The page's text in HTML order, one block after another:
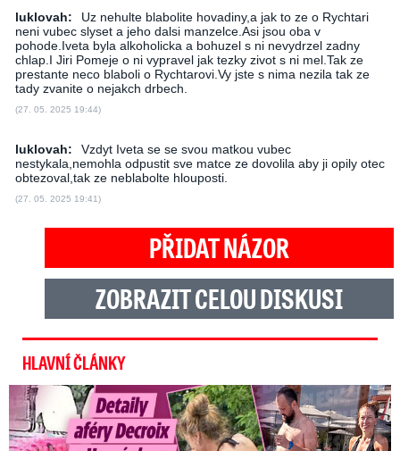
luklovah:
Uz nehulte blabolite hovadiny,a jak to ze o Rychtari
neni vubec slyset a jeho dalsi manzelce.Asi jsou oba v
pohode.Iveta byla alkoholicka a bohuzel s ni nevydrzel zadny
chlap.I Jiri Pomeje o ni vypravel jak tezky zivot s ni mel.Tak ze
prestante neco blaboli o Rychtarovi.Vy jste s nima nezila tak ze
tady zvanite o nejakch drbech.
(27. 05. 2025 19:44)
luklovah:
Vzdyt Iveta se se svou matkou vubec
nestykala,nemohla odpustit sve matce ze dovolila aby ji opily otec
obtezoval,tak ze neblabolte hlouposti.
(27. 05. 2025 19:41)
PŘIDAT NÁZOR
ZOBRAZIT CELOU DISKUSI
HLAVNÍ ČLÁNKY
Detaily aféry Decroix s Havránkem: Kdo je tady královna?